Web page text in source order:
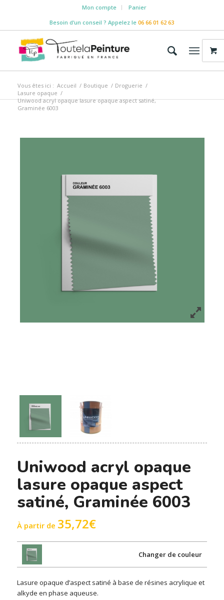
Mon compte
Panier
Besoin d‘un conseil ? Appelez le06 66 01 62 63
Vous êtes ici : Accueil / Boutique / Droguerie /
Lasure opaque /
Uniwood acryl opaque lasure opaque aspect satiné,
Graminée 6003
Uniwood acryl opaque
lasure opaque aspect
satiné, Graminée 6003
À partir de 35,72€
Changer de couleur
Lasure opaque d’aspect satiné à base de résines acrylique et
alkyde en phase aqueuse.